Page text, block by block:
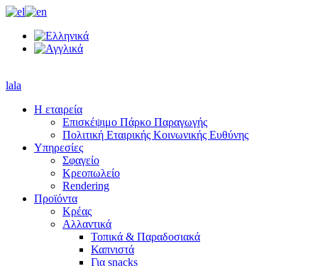
lala
Η εταιρεία
Επισκέψιμο Πάρκο Παραγωγής
Πολιτική Εταιρικής Κοινωνικής Ευθύνης
Υπηρεσίες
Σφαγείο
Κρεοπωλείο
Rendering
Προϊόντα
Κρέας
Αλλαντικά
Τοπικά & Παραδοσιακά
Καπνιστά
Για snacks